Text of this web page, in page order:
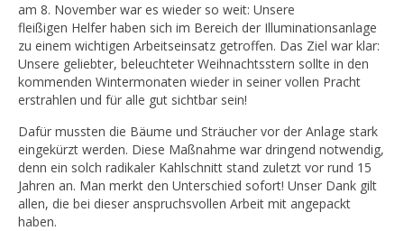
am 8. November war es wieder so weit: Unsere
fleißigen Helfer haben sich im Bereich der Illuminationsanlage
zu einem wichtigen Arbeitseinsatz getroffen. Das Ziel war klar:
Unsere geliebter, beleuchteter Weihnachtsstern sollte in den
kommenden Wintermonaten wieder in seiner vollen Pracht
erstrahlen und für alle gut sichtbar sein!
Dafür mussten die Bäume und Sträucher vor der Anlage stark
eingekürzt werden. Diese Maßnahme war dringend notwendig,
denn ein solch radikaler Kahlschnitt stand zuletzt vor rund 15
Jahren an. Man merkt den Unterschied sofort! Unser Dank gilt
allen, die bei dieser anspruchsvollen Arbeit mit angepackt
haben.